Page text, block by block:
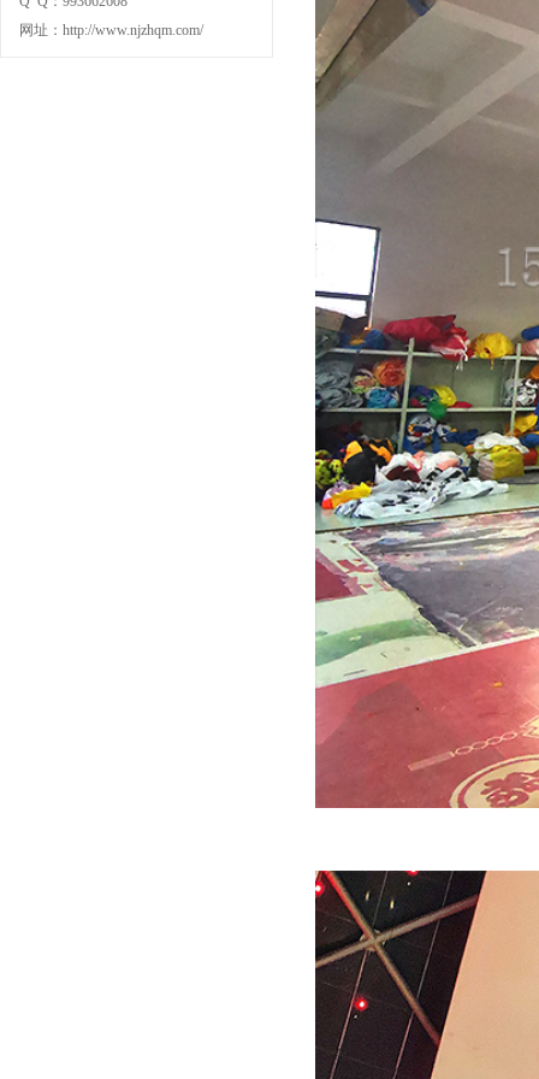
网址：http://www.njzhqm.com/